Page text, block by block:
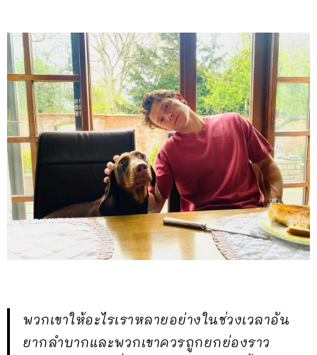
พวกเขาให้อะไรเราหลายอย่างในช่วงเวลาอัน
ยากลำบากและพวกเขาควรถูกยกย่องราว